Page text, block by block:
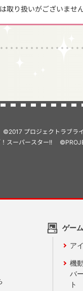
取り扱いがございませ
©2017 プロジェクトラブラ
スーパースター!!
ゲー
ア
機
バ
ト